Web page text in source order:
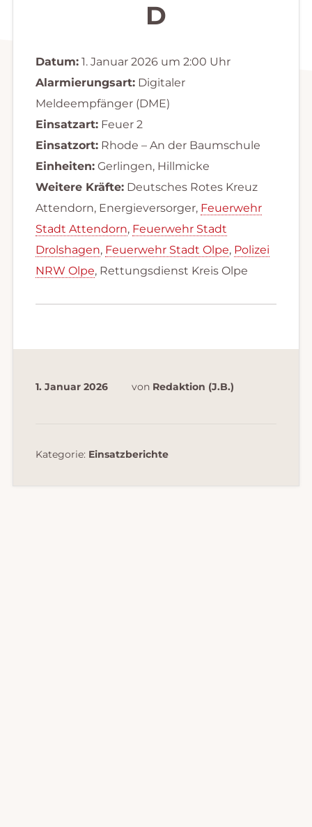
D
Datum:1. Januar 2026 um 2:00 Uhr
Alarmierungsart:Digitaler
Meldeempfänger (DME)
Einsatzart:Feuer 2
Einsatzort:Rhode – An der Baumschule
Einheiten:Gerlingen, Hillmicke
Weitere Kräfte:Deutsches Rotes Kreuz
Attendorn, Energieversorger, Feuerwehr
Stadt Attendorn, Feuerwehr Stadt
Drolshagen, Feuerwehr Stadt Olpe, Polizei
NRW Olpe, Rettungsdienst Kreis Olpe
1. Januar 2026 von Redaktion (J.B.)
Kategorie: Einsatzberichte